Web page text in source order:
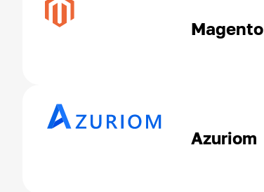
Magento
Azuriom